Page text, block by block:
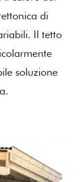
di
Il tetto
soluzione